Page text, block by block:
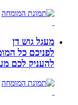
מעגל גוש דן
לפניכם כל
להעניק לכם מענה